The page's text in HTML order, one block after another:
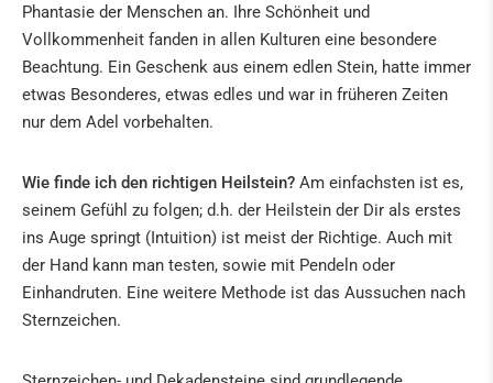
Phantasie der Menschen an. Ihre Schönheit und
Vollkommenheit fanden in allen Kulturen eine besondere
Beachtung. Ein Geschenk aus einem edlen Stein, hatte immer
etwas Besonderes, etwas edles und war in früheren Zeiten
nur dem Adel vorbehalten.
Wie finde ich den richtigen Heilstein? Am einfachsten ist es,
seinem Gefühl zu folgen; d.h. der Heilstein der Dir als erstes
ins Auge springt (Intuition) ist meist der Richtige. Auch mit
der Hand kann man testen, sowie mit Pendeln oder
Einhandruten. Eine weitere Methode ist das Aussuchen nach
Sternzeichen.